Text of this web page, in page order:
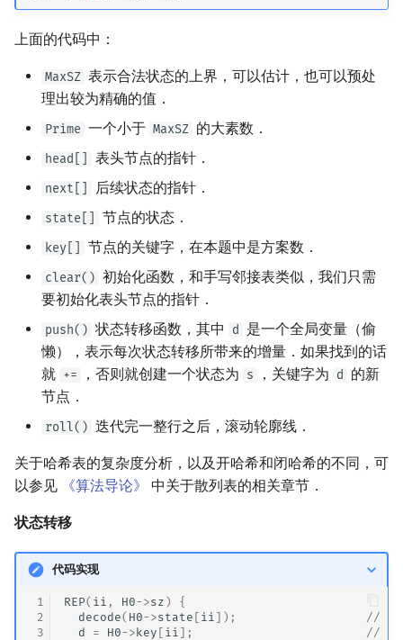
上面的代码中：
MaxSZ 表示合法状态的上界，可以估计，也可以预处
理出较为精确的值．
Prime 一个小于 MaxSZ 的大素数．
head[] 表头节点的指针．
next[] 后续状态的指针．
state[] 节点的状态．
key[] 节点的关键字，在本题中是方案数．
clear() 初始化函数，和手写邻接表类似，我们只需
要初始化表头节点的指针．
push() 状态转移函数，其中 d
是一个全局变量（偷
懒），表示每次状态转移所带来的增量．如果找到的话
就 += ，否则就创建一个状态为 s ，关键字为 d
的新
节点．
roll() 迭代完一整行之后，滚动轮廓线．
关于哈希表的复杂度分析，以及开哈希和闭哈希的不同，可
以参见
《算法导论》 中关于散列表的相关章节．
状态转移
代码实现
1
2
3
REP( ii , H0->sz )
{
decode( H0->state [ ii ]);
// 取
d
= H0->key [ ii ];
// 得